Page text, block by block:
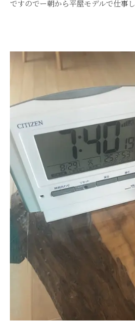
ですのでー朝から平屋モデルで仕事